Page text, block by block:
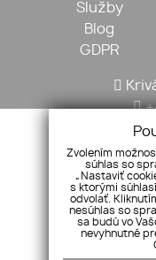
Služby
Blog
GDPR
Zvolením
súhlas so
„Nastaviť
s ktorými
odvolať.
nesúhlas so
sa budú vo
nevyhnutné